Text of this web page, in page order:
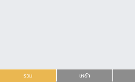
รวม เหย้า